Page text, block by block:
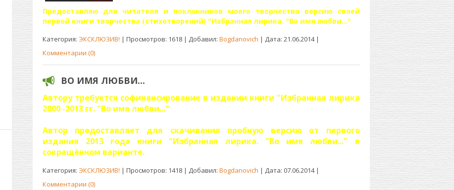
Предоставляю для читателя и поклонников моего творчества версию своей
первой книги творчества (стихотворений) "Избранная лирика. "Во имя любви..."
Категория: ЭКСКЛЮЗИВ! | Просмотров: 1618 | Добавил: Bogdanovich | Дата: 21.06.2014|
Комментарии (0)
ВО ИМЯ ЛЮБВИ...
Автору требуется софинансирование в издании книги "Избранная лирика
2000 -2013 гг. "Во имя любви..."
Автор предоставляет для скачивания пробную версию от первого
издания 2013 года книги "Избранная лирика. "Во имя любви..." в
сокращённом варианте.
Категория: ЭКСКЛЮЗИВ! | Просмотров: 1418 | Добавил: Bogdanovich | Дата: 07.06.2014|
Комментарии (0)